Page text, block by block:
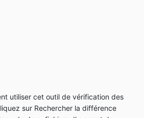
utiliser cet outil de vérification des
sur Rechercher la différence